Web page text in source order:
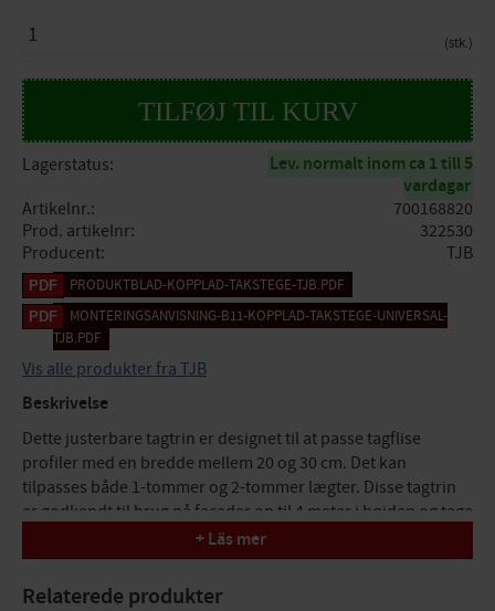
stk.
Lagerstatus
Lev. normalt inom ca 1 till 5
vardagar
Artikelnr.
700168820
Prod. artikelnr
322530
Producent
TJB
PRODUKTBLAD-KOPPLAD-TAKSTEGE-TJB.PDF
MONTERINGSANVISNING-B11-KOPPLAD-TAKSTEGE-UNIVERSAL-
TJB.PDF
Vis alle produkter fra TJB
Beskrivelse
Dette justerbare tagtrin er designet til at passe tagflise
profiler med en bredde mellem 20 og 30 cm. Det kan
tilpasses både 1-tommer og 2-tommer lægter. Disse tagtrin
er godkendt til brug på facader op til 4 meter i højden og tage
med en maksimal hældning på 45 grader. De er lavet af
varmgalvaniseret stål og har en pulverbelægning for ekstra
holdbarhed. Disse tagtrin er også SITAC-typegodkendt.
+ Läs mer
Relaterede produkter